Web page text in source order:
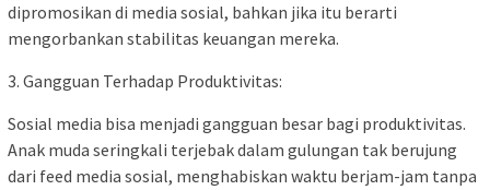
dipromosikan di media sosial, bahkan jika itu berarti
mengorbankan stabilitas keuangan mereka.
3. Gangguan Terhadap Produktivitas:
Sosial media bisa menjadi gangguan besar bagi produktivitas.
Anak muda seringkali terjebak dalam gulungan tak berujung
dari feed media sosial, menghabiskan waktu berjam-jam tanpa